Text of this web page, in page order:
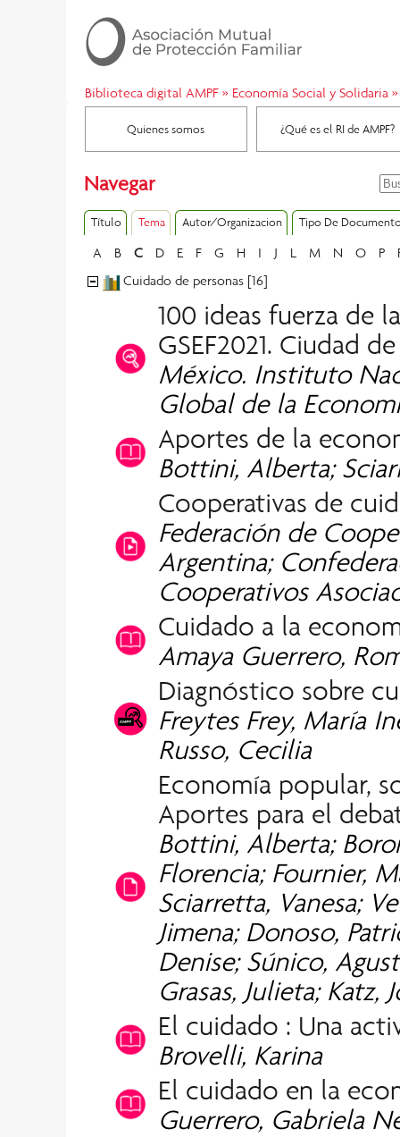
Biblioteca digital AMPF» Economía Social y Solidaria »
Quienes somos ¿Qué es el RI de AMPF?
Navegar
Título Tema Autor/Organizacion Tipo De
A B C D E F G H I J L M N O P
Cuidado de personas [16]
100 ideas fuerza de
GSEF2021. Ciudad
México. Instituto
Global de la
Aportes de la
Bottini, Alberta;
Cooperativas de
Federación de
Argentina;
Cooperativos
Cuidado a la
Amaya Guerrero,
Diagnóstico sobre
Freytes Frey, María
Russo, Cecilia
Economía popular,
Aportes para el
Bottini, Alberta;
Florencia; Fournier,
Sciarretta, Vanesa;
Jimena; Donoso,
Denise; Súnico,
Grasas, Julieta; Katz,
El cuidado : Una
Brovelli, Karina
El cuidado en la
Guerrero, Gabriela